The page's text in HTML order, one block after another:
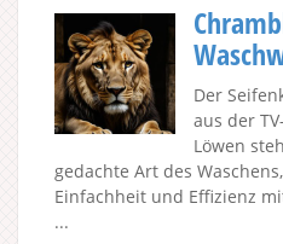
Der
aus der
Löwen
gedachte Art des
Einfachheit und Effizienz
...